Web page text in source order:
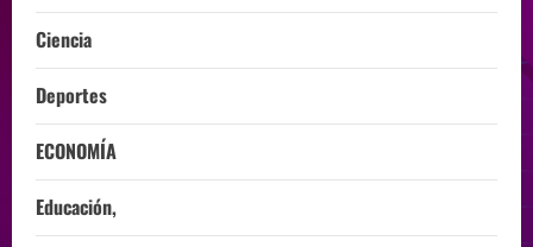
Ciencia
Deportes
ECONOMÍA
Educación,